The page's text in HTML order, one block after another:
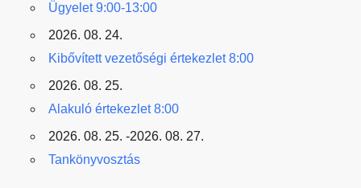
Ügyelet 9:00-13:00
2026. 08. 24.
Kibővített vezetőségi értekezlet 8:00
2026. 08. 25.
Alakuló értekezlet 8:00
2026. 08. 25. -2026. 08. 27.
Tankönyvosztás